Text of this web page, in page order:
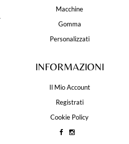
Macchine
Gomma
Personalizzati
INFORMAZIONI
Il Mio Account
Registrati
Cookie Policy